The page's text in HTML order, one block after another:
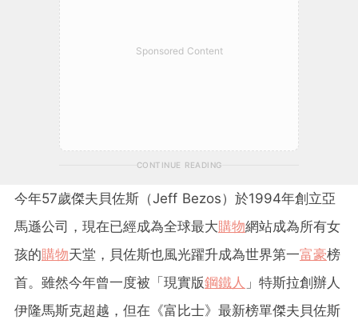
Sponsored Content
CONTINUE READING
今年57歲傑夫貝佐斯（Jeff Bezos）於1994年創立亞
馬遜公司，現在已經成為全球最大購物網站成為所有女
孩的購物天堂，貝佐斯也風光躍升成為世界第一富豪榜
首。雖然今年曾一度被「現實版鋼鐵人 」特斯拉創辦人
伊隆馬斯克超越，但在《富比士》最新榜單傑夫貝佐斯